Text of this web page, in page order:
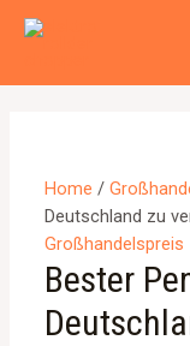
Inhalt
Home /
Deutschland zu
Großhandelspreis
Bester
Angebot!
Angebot!